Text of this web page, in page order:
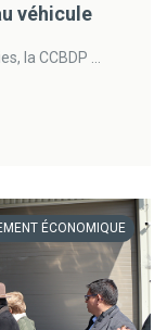
véhicule
la CCBDP ...
ÉCONOMIQUE